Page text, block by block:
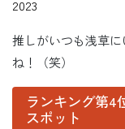
2023
推しがいつも浅草
ね！（笑）
ランキング第
スポット